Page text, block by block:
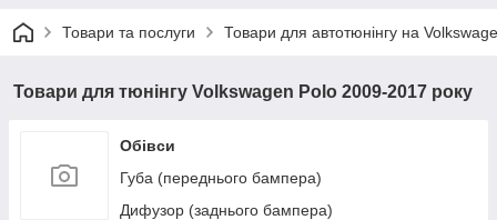
Товари та послуги Товари для автотюнінгу на
Товари для тюнінгу Volkswagen Polo 2009-2017 року
Обівси
Губа (переднього бампера)
Дифузор (заднього бампера)